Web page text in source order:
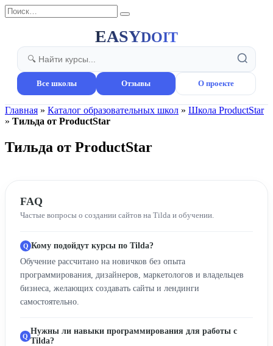
Перейти
к
Search
for:
EASYDOIT
Все школы Отзывы О проекте
Главная » Каталог образовательных школ » Школа ProductStar
» Тильда от ProductStar
Тильда от ProductStar
FAQ
Частые вопросы о создании сайтов на Tilda и обучении.
Кому подойдут курсы по Tilda?
Обучение рассчитано на новичков без опыта
программирования, дизайнеров, маркетологов и владельцев
бизнеса, желающих создавать сайты и лендинги
самостоятельно.
Нужны ли навыки программирования для работы с
Tilda?